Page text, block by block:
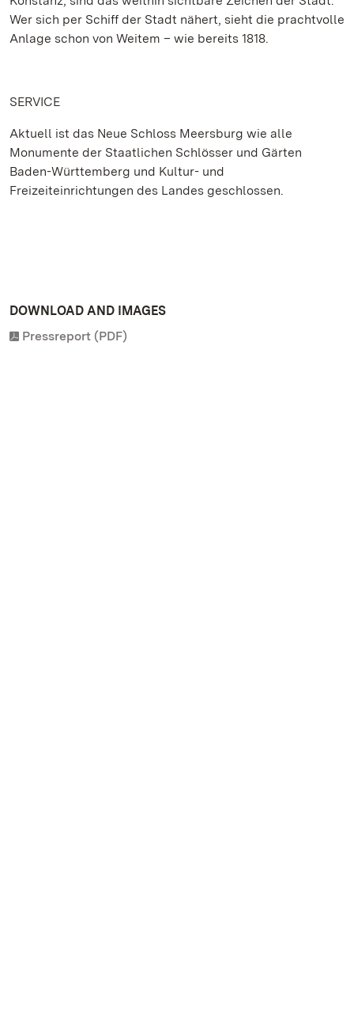
Wer sich per Schiff der Stadt nähert, sieht die prachtvolle
Anlage schon von Weitem – wie bereits 1818.
SERVICE
Aktuell ist das Neue Schloss Meersburg wie alle
Monumente der Staatlichen Schlösser und Gärten
Baden-Württemberg und Kultur- und
Freizeiteinrichtungen des Landes geschlossen.
DOWNLOAD AND IMAGES
Pressreport (PDF)